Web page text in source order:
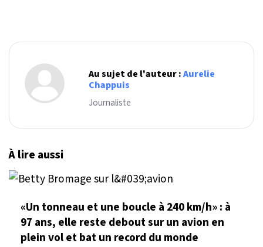
Au sujet de l'auteur :Aurelie
Chappuis
Journaliste
À lire aussi
«Un tonneau et une boucle à 240 km/h» : à
97 ans, elle reste debout sur un avion en
plein vol et bat un record du monde